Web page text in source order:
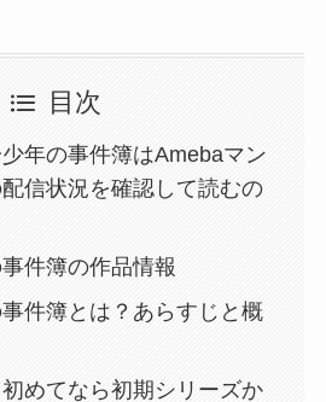
目次
年の事件簿はAmebaマン
信状況を確認して読むの
件簿の作品情報
件簿とは？あらすじと概
めてなら初期シリーズか